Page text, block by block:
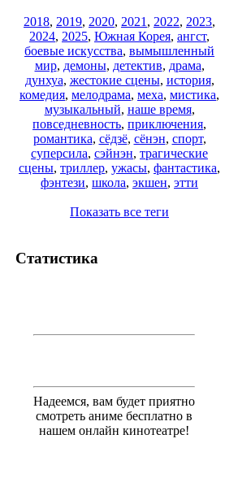
2018, 2019, 2020, 2021 , 2022, 2023,
2024, 2025, Южная Корея, ангст,
боевые искусства, вымышленный
мир, демоны, детектив, драма,
дунхуа, жестокие сцены, история,
комедия, мелодрама, меха, мистика,
музыкальный, наше время,
повседневность, приключения,
романтика, сёдзё, сёнэн, спорт,
суперсила, сэйнэн, трагические
сцены, триллер, ужасы, фантастика,
фэнтези, школа, экшен, этти
Показать все теги
Статистика
Надеемся, вам будет приятно
смотреть аниме бесплатно в
нашем онлайн кинотеатре!